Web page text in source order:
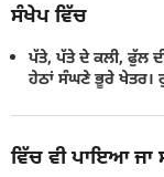
ਸੰਖੇਪ ਵਿੱਚ
ਪੱਤੇ, ਪੱਤੇ ਦੇ ਕਲੀ, ਫੁੱਲ
ਹੇਠਾਂ ਸੰਘਣੇ ਭੂਰੇ ਖੇਤਰ।
ਵਿੱਚ ਵੀ ਪਾਇਆ ਜਾ